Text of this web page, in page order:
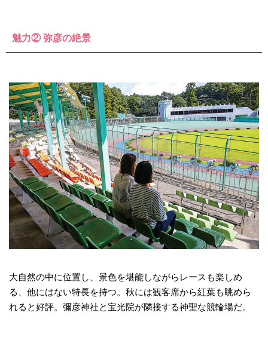
魅力② 弥彦の絶景
大自然の中に位置し、景色を堪能しながらレースも楽しめ
る、他にはない特長を持つ。秋には観客席から紅葉も眺めら
れると好評。彌彦神社と宝光院が隣接する神聖な競輪場だ。